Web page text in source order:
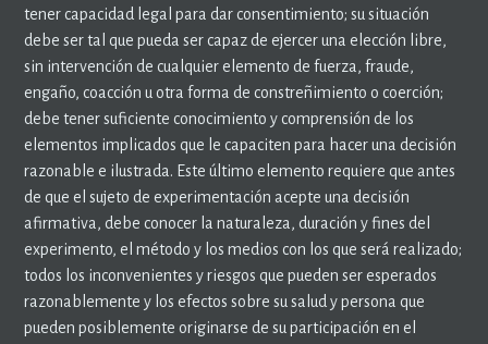
tener capacidad legal para dar consentimiento; su situación
debe ser tal que pueda ser capaz de ejercer una elección libre,
sin intervención de cualquier elemento de fuerza, fraude,
engaño, coacción u otra forma de constreñimiento o coerción;
debe tener suficiente conocimiento y comprensión de los
elementos implicados que le capaciten para hacer una decisión
razonable e ilustrada. Este último elemento requiere que antes
de que el sujeto de experimentación acepte una decisión
afirmativa, debe conocer la naturaleza, duración y fines del
experimento, el método y los medios con los que será realizado;
todos los inconvenientes y riesgos que pueden ser esperados
razonablemente y los efectos sobre su salud y persona que
pueden posiblemente originarse de su participación en el